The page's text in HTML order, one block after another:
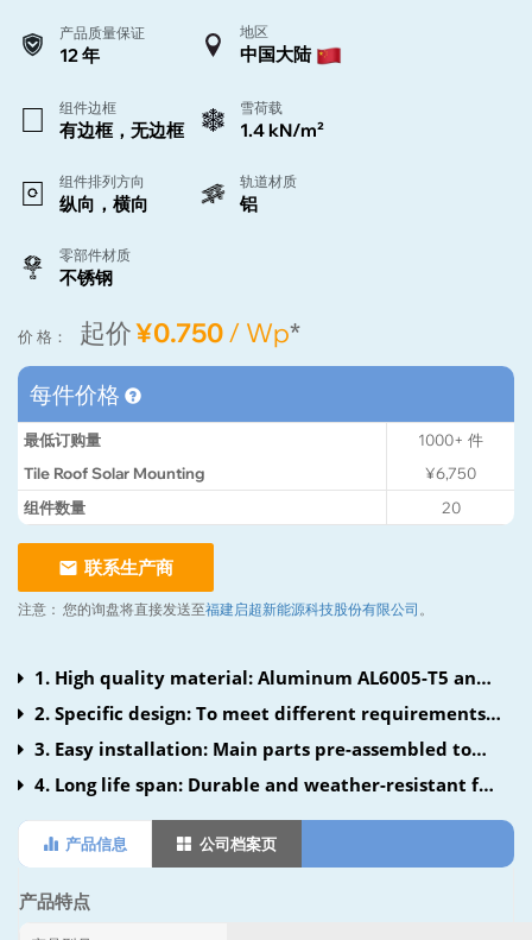
产品质量保证
12 年
地区
中国大陆
组件边框
有边框，无边框
雪荷载
1.4 kN/m²
组件排列方向
纵向，横向
轨道材质
铝
零部件材质
不锈钢
价 格： 起价¥0.750/ Wp*
每件价格
最低订购量 1000+ 件
Tile Roof Solar Mounting
¥6,750
组件数量
20
联系生产商
注意： 您的询盘将直接发送至福建启超新能源科技股份有限公司 。
1. High quality material: Aluminum AL6005-T5 and
Stainless SUS304
2. Specific design: To meet different requirements
of every client
3. Easy installation: Main parts pre-assembled to
save cost and time at site
4. Long life span: Durable and weather-resistant for
long-time running
产品信息 公司档案页
产品特点